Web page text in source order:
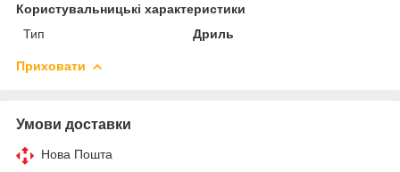
Користувальницькі характеристики
Тип
Дриль
Приховати
Умови доставки
Нова Пошта